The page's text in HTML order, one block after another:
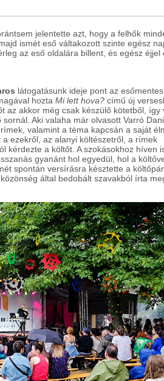
jelentette azt, hogy a felhők
ismét eső váltakozott szinte egész
az eső oldalára billent, és egész éjjel
látogatásunk ideje pont az
hozta Mi lett hova? című új
az akkor még csak készülő kötetből, így
Aki valaha már olvasott Varró
valamint a téma kapcsán a saját
a ezekről, az alanyi költészetről, a rímek
kérdezte a költőt. A szokásokhoz híven
gyanánt hol egyedül, hol a
spontán versírásra késztette a
által bedobált szavakból írta